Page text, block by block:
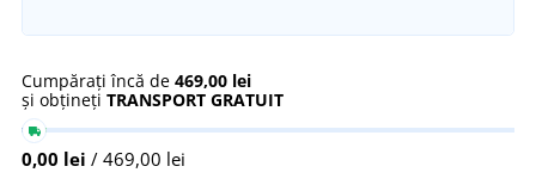
Cumpărați încă de 469,00 lei
și obțineți TRANSPORT GRATUIT
0,00 lei / 469,00 lei